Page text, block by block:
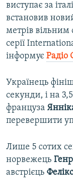
Усі сайти RFE/
виступає за
встановив
метрів
серії
інформує Радіо
Українець
секунди, і на
француза
перевершити
Лише 5 сотих
норвежець
австрієць